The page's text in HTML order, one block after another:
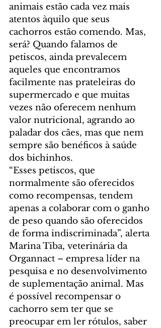
animais estão cada vez mais
atentos àquilo que seus
cachorros estão comendo. Mas,
será? Quando falamos de
petiscos, ainda prevalecem
aqueles que encontramos
facilmente nas prateleiras do
supermercado e que muitas
vezes não oferecem nenhum
valor nutricional, agrando ao
paladar dos cães, mas que nem
sempre são benéficos à saúde
dos bichinhos.
“Esses petiscos, que
normalmente são oferecidos
como recompensas, tendem
apenas a colaborar com o ganho
de peso quando são oferecidos
de forma indiscriminada”, alerta
Marina Tiba, veterinária da
Organnact – empresa líder na
pesquisa e no desenvolvimento
de suplementação animal. Mas
é possível recompensar o
cachorro sem ter que se
preocupar em ler rótulos, saber